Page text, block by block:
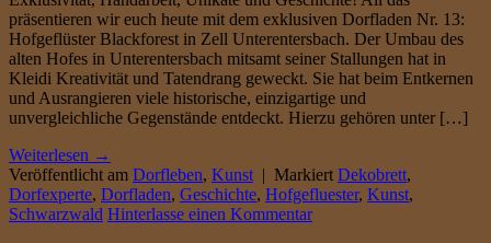
präsentieren wir euch heute mit dem exklusiven Dorfladen Nr. 13:
Hofgeflüster Blackforest in Zell Unterentersbach. Der Umbau des
alten Hofes in Unterentersbach mitsamt seiner Stallungen hat in
Kleidi Kreativität und Tatendrang geweckt. Sie hat beim Entkernen
und Ausrangieren viele historische, einzigartige und
unvergleichliche Gegenstände entdeckt. Hierzu gehören unter […]
Weiterlesen →
Veröffentlicht am Dorfleben, Kunst | Markiert Dekobrett,
Dorfexperte, Dorfladen, Geschichte, Hofgefluester, Kunst,
Schwarzwald Hinterlasse einen Kommentar